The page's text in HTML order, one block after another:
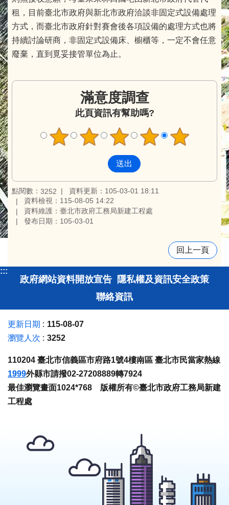
租，目前臺北市政府與新北市政府洽談非固定式設備處理
方式，而臺北市政府針對賽會後各項設備的處理方式也將
持續討論研商，非固定式設備床、櫥櫃等，一定不會任意
廢棄，直到覓妥接管單位為止。
滿意度調查
此頁資訊有幫助嗎?
點閱數： 3252
資料更新：105-03-01 18:11
資料檢視：115-08-05 14:22
資料維護：臺北市政府工務局新建工程處
發布日期：105-03-01
回上一頁
:::
政府網站資料開放宣告 隱私權及資訊安全政策
聯絡資訊
更新日期
115-08-07
瀏覽人次
3252
110204 臺北市信義區市府路1號4樓南區 臺北市民當家熱線
1999外縣市請撥02-27208889轉7924
最佳瀏覽畫面1024*768 版權所有©臺北市政府工務局新建
工程處